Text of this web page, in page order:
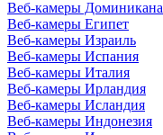
Веб-камеры Доминикана
Веб-камеры Египет
Веб-камеры Израиль
Веб-камеры Испания
Веб-камеры Италия
Веб-камеры Ирландия
Веб-камеры Исландия
Веб-камеры Индонезия